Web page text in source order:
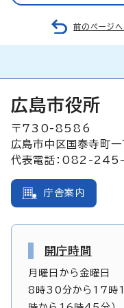
前のページへ
広島市役所
〒730-8586
広島市中区国泰寺町
代表電話：082-
庁舎案内
開庁時間
月曜日から金曜日
8時30分から17時